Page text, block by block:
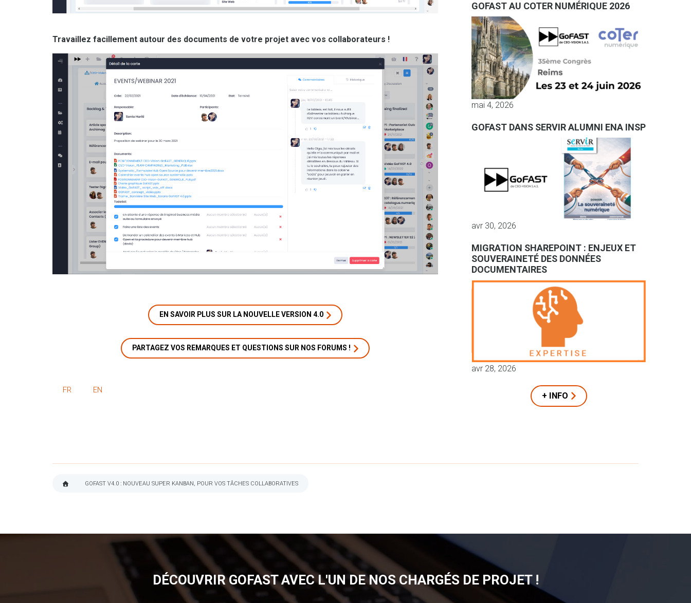
Travaillez facillement autour des documents de votre projet avec vos collaborateurs !
EN SAVOIR PLUS SUR LA NOUVELLE VERSION 4.0
PARTAGEZ VOS REMARQUES ET QUESTIONS SUR NOS FORUMS !
FR EN
GOFAST AU COTER NUMÉRIQUE 2026
mai 4, 2026
GOFAST DANS SERVIR ALUMNI ENA INSP
avr 30, 2026
MIGRATION SHAREPOINT : ENJEUX ET
SOUVERAINETÉ DES DONNÉES
DOCUMENTAIRES
avr 28, 2026
+ INFO
GOFAST V4.0 : NOUVEAU SUPER KANBAN, POUR VOS TÂCHES COLLABORATIVES
DÉCOUVRIR GOFAST AVEC L'UN DE NOS CHARGÉS DE PROJET !